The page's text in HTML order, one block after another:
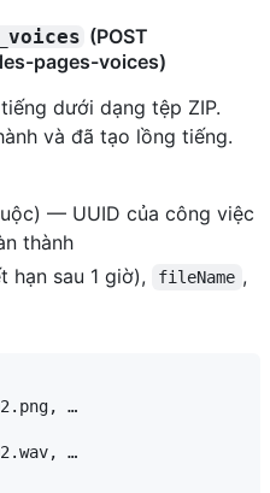
(POST
pages-voices)
dưới dạng tệp ZIP.
và đã tạo lồng tiếng.
— UUID của công việc
thành
hạn sau 1 giờ), fileName ,
…
…